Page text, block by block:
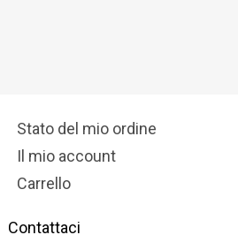
Stato del mio ordine
Il mio account
Carrello
Contattaci